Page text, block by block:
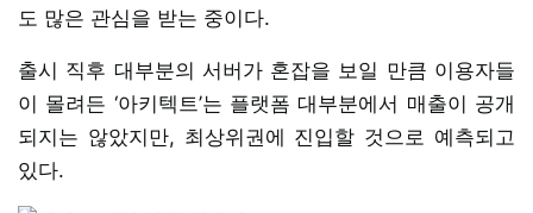
도 많은 관심을 받는 중이다.
출시 직후 대부분의 서버가 혼잡을 보일 만큼 이용자들
이 몰려든 ‘아키텍트’는 플랫폼 대부분에서 매출이 공개
되지는 않았지만, 최상위권에 진입할 것으로 예측되고
있다.